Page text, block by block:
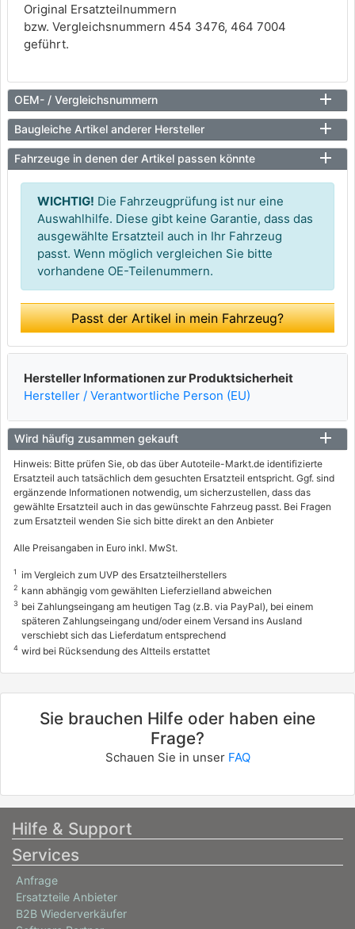
Original Ersatzteilnummern
bzw. Vergleichsnummern 454 3476, 464 7004
geführt.
OEM- / Vergleichsnummern
Baugleiche Artikel anderer Hersteller
Fahrzeuge in denen der Artikel passen könnte
WICHTIG! Die Fahrzeugprüfung ist nur eine
Auswahlhilfe. Diese gibt keine Garantie, dass das
ausgewählte Ersatzteil auch in Ihr Fahrzeug
passt. Wenn möglich vergleichen Sie bitte
vorhandene OE-Teilenummern.
Passt der Artikel in mein Fahrzeug?
Hersteller Informationen zur Produktsicherheit
Hersteller / Verantwortliche Person (EU)
Wird häufig zusammen gekauft
Hinweis: Bitte prüfen Sie, ob das über Autoteile-Markt.de identifizierte
Ersatzteil auch tatsächlich dem gesuchten Ersatzteil entspricht. Ggf. sind
ergänzende Informationen notwendig, um sicherzustellen, dass das
gewählte Ersatzteil auch in das gewünschte Fahrzeug passt. Bei Fragen
zum Ersatzteil wenden Sie sich bitte direkt an den Anbieter
Alle Preisangaben in Euro inkl. MwSt.
1 im Vergleich zum UVP des Ersatzteilherstellers
2 kann abhängig vom gewählten Lieferzielland abweichen
3 bei Zahlungseingang am heutigen Tag (z.B. via PayPal), bei einem
späteren Zahlungseingang und/oder einem Versand ins Ausland
verschiebt sich das Lieferdatum entsprechend
4 wird bei Rücksendung des Altteils erstattet
Sie brauchen Hilfe oder haben eine
Frage?
Schauen Sie in unser FAQ
Hilfe & Support
Services
Anfrage
Ersatzteile Anbieter
B2B Wiederverkäufer